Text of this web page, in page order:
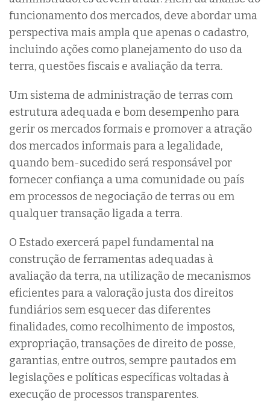
funcionamento dos mercados, deve abordar uma
perspectiva mais ampla que apenas o cadastro,
incluindo ações como planejamento do uso da
terra, questões fiscais e avaliação da terra.
Um sistema de administração de terras com
estrutura adequada e bom desempenho para
gerir os mercados formais e promover a atração
dos mercados informais para a legalidade,
quando bem-sucedido será responsável por
fornecer confiança a uma comunidade ou país
em processos de negociação de terras ou em
qualquer transação ligada a terra.
O Estado exercerá papel fundamental na
construção de ferramentas adequadas à
avaliação da terra, na utilização de mecanismos
eficientes para a valoração justa dos direitos
fundiários sem esquecer das diferentes
finalidades, como recolhimento de impostos,
expropriação, transações de direito de posse,
garantias, entre outros, sempre pautados em
legislações e políticas específicas voltadas à
execução de processos transparentes.